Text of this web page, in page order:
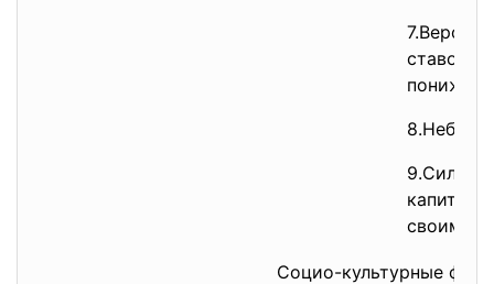
ставок
своим
Социо-культурные